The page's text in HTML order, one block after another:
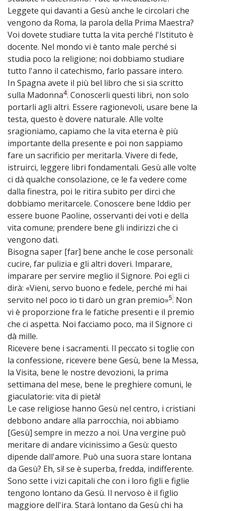
Leggete qui davanti a Gesù anche le circolari che
vengono da Roma, la parola della Prima Maestra?
Voi dovete studiare tutta la vita perché l'Istituto è
docente. Nel mondo vi è tanto male perché si
studia poco la religione; noi dobbiamo studiare
tutto l'anno il catechismo, farlo passare intero.
In Spagna avete il più bel libro che si sia scritto
sulla Madonna4. Conoscerli questi libri, non solo
portarli agli altri. Essere ragionevoli, usare bene la
testa, questo è dovere naturale. Alle volte
sragioniamo, capiamo che la vita eterna è più
importante della presente e poi non sappiamo
fare un sacrificio per meritarla. Vivere di fede,
istruirci, leggere libri fondamentali. Gesù alle volte
ci dà qualche consolazione, ce le fa vedere come
dalla finestra, poi le ritira subito per dirci che
dobbiamo meritarcele. Conoscere bene Iddio per
essere buone Paoline, osservanti dei voti e della
vita comune; prendere bene gli indirizzi che ci
vengono dati.
Bisogna saper [far] bene anche le cose personali:
cucire, far pulizia e gli altri doveri. Imparare,
imparare per servire meglio il Signore. Poi egli ci
dirà: «Vieni, servo buono e fedele, perché mi hai
servito nel poco io ti darò un gran premio»5. Non
vi è proporzione fra le fatiche presenti e il premio
che ci aspetta. Noi facciamo poco, ma il Signore ci
dà mille.
Ricevere bene i sacramenti. Il peccato si toglie con
la confessione, ricevere bene Gesù, bene la Messa,
la Visita, bene le nostre devozioni, la prima
settimana del mese, bene le preghiere comuni, le
giaculatorie: vita di pietà!
Le case religiose hanno Gesù nel centro, i cristiani
debbono andare alla parrocchia, noi abbiamo
[Gesù] sempre in mezzo a noi. Una vergine può
meritare di andare vicinissimo a Gesù: questo
dipende dall'amore. Può una suora stare lontana
da Gesù? Eh, sì! se è superba, fredda, indifferente.
Sono sette i vizi capitali che con i loro figli e figlie
tengono lontano da Gesù. Il nervoso è il figlio
maggiore dell'ira. Starà lontano da Gesù chi ha